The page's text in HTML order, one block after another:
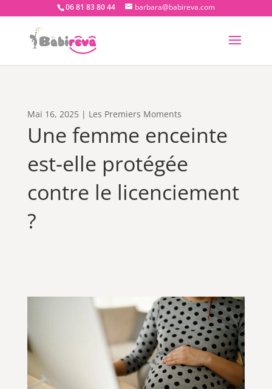
06 81 83 80 44 barbara@babireva.com
Mai 16, 2025 | Les Premiers Moments
Une femme enceinte
est-elle protégée
contre le licenciement
?